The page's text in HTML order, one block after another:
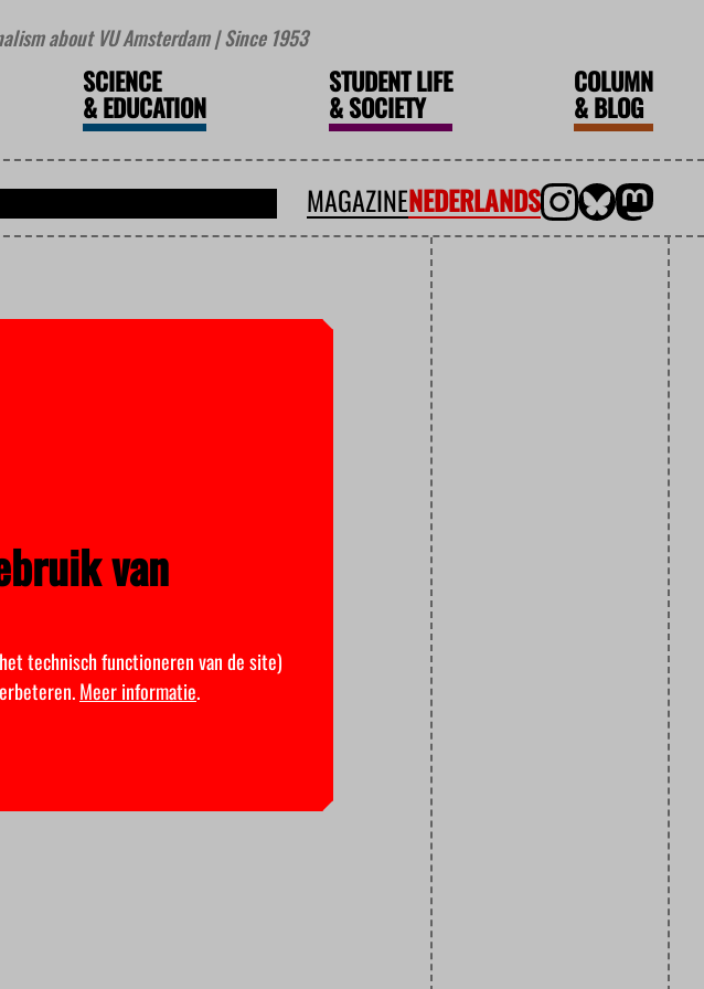
about VU Amsterdam | Since 1953
SCIENCE
&EDUCATION
STUDENT LIFE
&SOCIETY
COLUMN
&BLOG
MAGAZINENEDERLANDS
van
technisch functioneren van de site)
Meer informatie.